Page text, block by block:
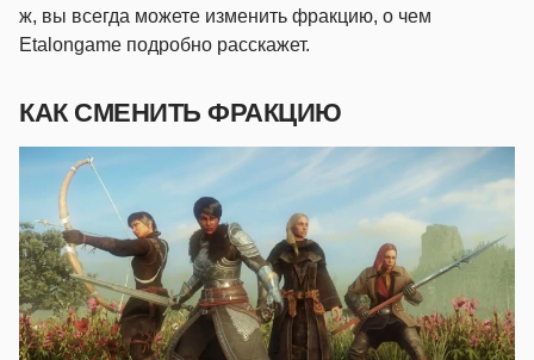
ж, вы всегда можете изменить фракцию, о чем
Etalongame подробно расскажет.
КАК СМЕНИТЬ ФРАКЦИЮ